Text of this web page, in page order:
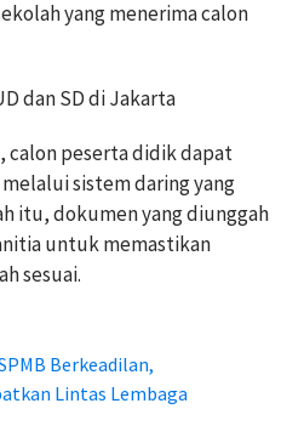
yang menerima calon
dan SD di Jakarta
calon peserta didik dapat
sistem daring yang
itu, dokumen yang diunggah
untuk memastikan
sesuai.
Berkeadilan,
Lintas Lembaga